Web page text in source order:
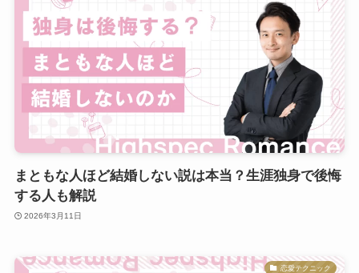
まともな人ほど結婚しない説は本当？生涯独身で後悔
する人も解説
2026年3月11日
恋愛テクニック